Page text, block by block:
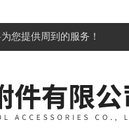
您提供周到的服务！